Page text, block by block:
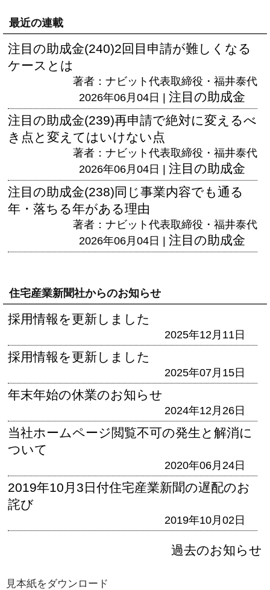
最近の連載
注目の助成金(240)2回目申請が難しくなる
ケースとは
著者：ナビット代表取締役・福井泰代
2026年06月04日 | 注目の助成金
注目の助成金(239)再申請で絶対に変えるべ
き点と変えてはいけない点
著者：ナビット代表取締役・福井泰代
2026年06月04日 | 注目の助成金
注目の助成金(238)同じ事業内容でも通る
年・落ちる年がある理由
著者：ナビット代表取締役・福井泰代
2026年06月04日 | 注目の助成金
住宅産業新聞社からのお知らせ
採用情報を更新しました
2025年12月11日
採用情報を更新しました
2025年07月15日
年末年始の休業のお知らせ
2024年12月26日
当社ホームページ閲覧不可の発生と解消に
ついて
2020年06月24日
2019年10月3日付住宅産業新聞の遅配のお
詫び
2019年10月02日
過去のお知らせ
見本紙をダウンロード